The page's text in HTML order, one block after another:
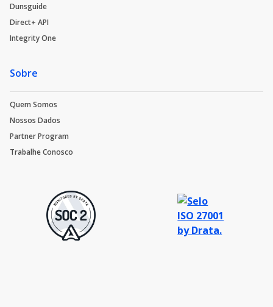
Dunsguide
Direct+ API
Integrity One
Sobre
Quem Somos
Nossos Dados
Partner Program
Trabalhe Conosco